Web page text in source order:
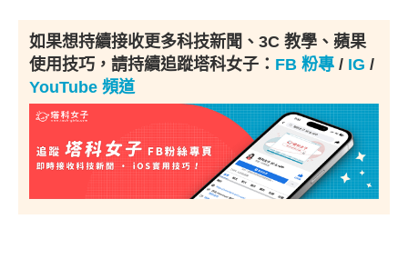
如果想持續接收更多科技新聞、3C 教學、蘋果
使用技巧，請持續追蹤塔科女子： FB 粉專 / IG /
YouTube 頻道